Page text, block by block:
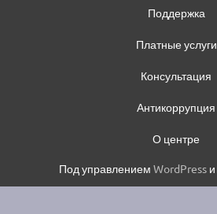
Поддержка
Платные услуги
Консультация
Антикоррупция
О центре
Под управлением WordPress и